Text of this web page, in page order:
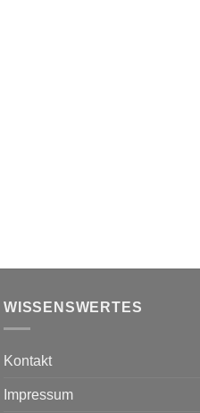
WISSENSWERTES
Kontakt
Impressum